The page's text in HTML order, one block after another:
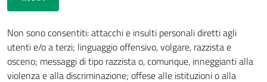
Non sono consentiti: attacchi e insulti personali diretti agli
utenti e/o a terzi; linguaggio offensivo, volgare, razzista e
osceno; messaggi di tipo razzista o, comunque, inneggianti alla
violenza e alla discriminazione; offese alle istituzioni o alla